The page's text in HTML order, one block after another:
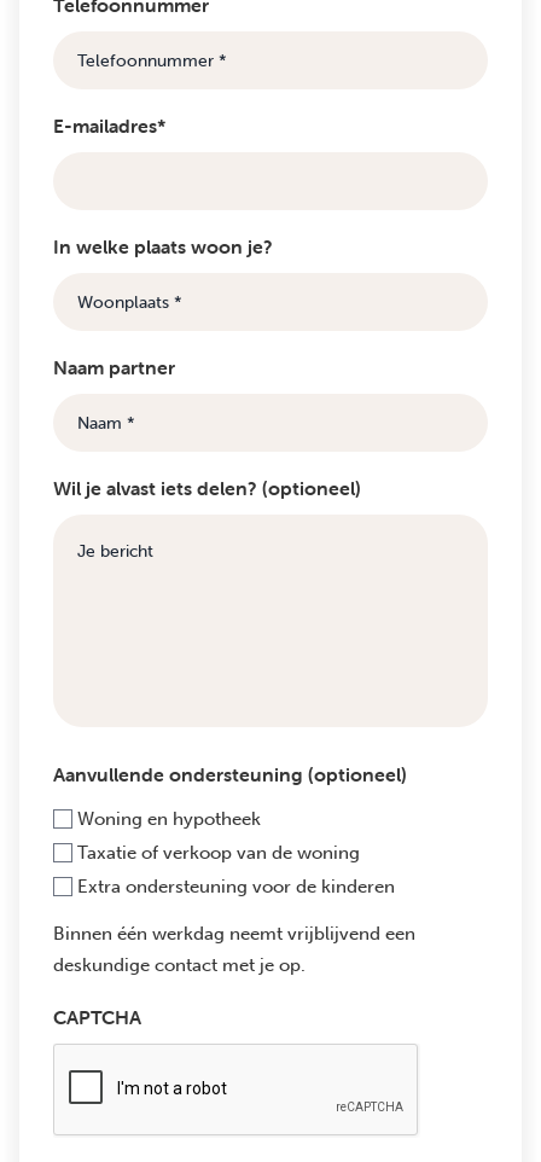
Telefoonnummer
E-mailadres*
In welke plaats woon je?
Naam partner
Wil je alvast iets delen? (optioneel)
Aanvullende ondersteuning (optioneel)
Woning en hypotheek
Taxatie of verkoop van de woning
Extra ondersteuning voor de kinderen
Binnen één werkdag neemt vrijblijvend een
deskundige contact met je op.
CAPTCHA